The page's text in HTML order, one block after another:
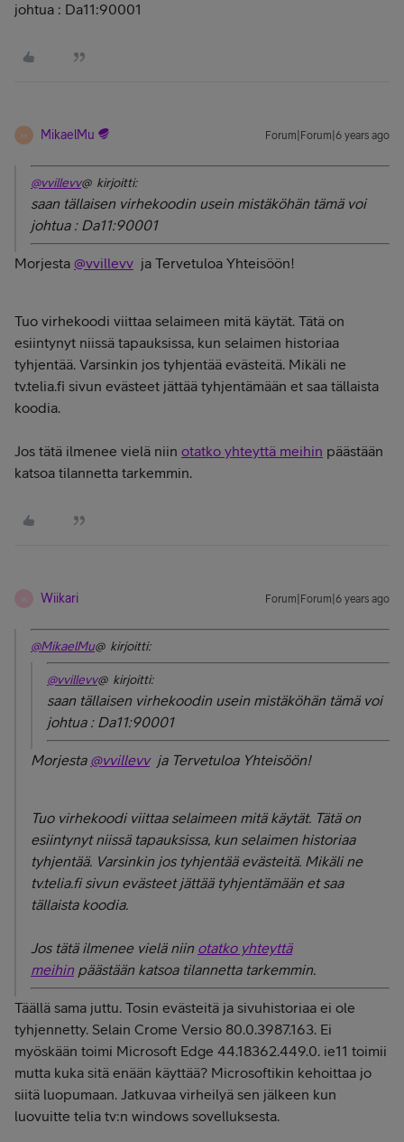
johtua : Da11:90001
M MikaelMu Forum|Forum|6 years ago
@vvillevv@ kirjoitti:
saan tällaisen virhekoodin usein mistäköhän tämä voi
johtua : Da11:90001
Morjesta @vvillevv ja Tervetuloa Yhteisöön!
Tuo virhekoodi viittaa selaimeen mitä käytät. Tätä on
esiintynyt niissä tapauksissa, kun selaimen historiaa
tyhjentää. Varsinkin jos tyhjentää evästeitä. Mikäli ne
tv.telia.fi sivun evästeet jättää tyhjentämään et saa tällaista
koodia.
Jos tätä ilmenee vielä niin otatko yhteyttä meihin päästään
katsoa tilannetta tarkemmin.
Wiikari Forum|Forum|6 years ago
@MikaelMu@ kirjoitti:
@vvillevv@ kirjoitti:
saan tällaisen virhekoodin usein mistäköhän tämä voi
johtua : Da11:90001
Morjesta @vvillevvja Tervetuloa Yhteisöön!
Tuo virhekoodi viittaa selaimeen mitä käytät. Tätä on
esiintynyt niissä tapauksissa, kun selaimen historiaa
tyhjentää. Varsinkin jos tyhjentää evästeitä. Mikäli ne
tv.telia.fi sivun evästeet jättää tyhjentämään et saa
tällaista koodia.
Jos tätä ilmenee vielä niin otatko yhteyttä
meihinpäästään katsoa tilannetta tarkemmin.
Täällä sama juttu. Tosin evästeitä ja sivuhistoriaa ei ole
tyhjennetty. Selain Crome Versio 80.0.3987.163. Ei
myöskään toimi Microsoft Edge 44.18362.449.0. ie11 toimii
mutta kuka sitä enään käyttää? Microsoftikin kehoittaa jo
siitä luopumaan. Jatkuvaa virheilyä sen jälkeen kun
luovuitte telia tv:n windows sovelluksesta.